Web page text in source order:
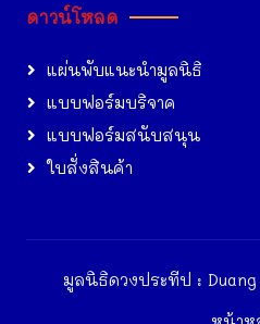
ดาวน์โหลด
แผ่นพับแนะนำมูลนิธิ
แบบฟอร์มบริจาค
แบบฟอร์มสนับสนุน
ใบสั่งสินค้า
มูลนิธิดวงประทีป :